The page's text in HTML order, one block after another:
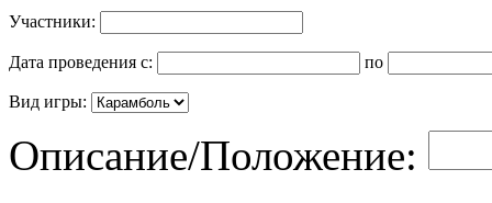
Участники:
Дата проведения с: по
Вид игры:
Описание/Положение: